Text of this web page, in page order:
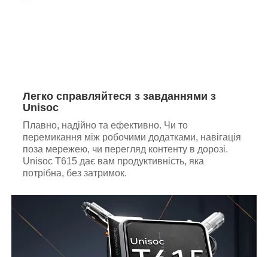
Легко справляйтеся з завданнями з
Unisoc
Плавно, надійно та ефективно. Чи то
перемикання між робочими додатками, навігація
поза мережею, чи перегляд контенту в дорозі.
Unisoc T615 дає вам продуктивність, яка
потрібна, без затримок.